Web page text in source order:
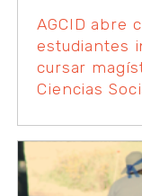
AGCID abre
estudiantes
cursar
Ciencias